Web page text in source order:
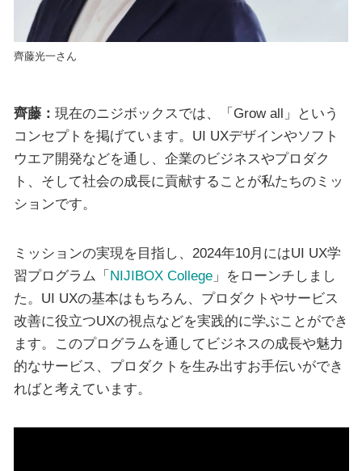
齊藤光一さん
齊藤： 現在のニジボックスでは、「Grow all」という
コンセプトを掲げています。UI UXデザインやソフト
ウエア開発などを通し、企業のビジネスやプロダク
ト、そして社会の成長に貢献することが私たちのミッ
ションです。
ミッションの実現を目指し、2024年10月にはUI UX学
習プログラム「 NIJIBOX College」をローンチしまし
た。UI UXの基本はもちろん、プロダクトやサービス
改善に役立つUXの視点などを実践的に学ぶことができ
ます。このプログラムを通してビジネスの成長や魅力
的なサービス、プロダクトを生み出すお手伝いができ
ればと考えています。